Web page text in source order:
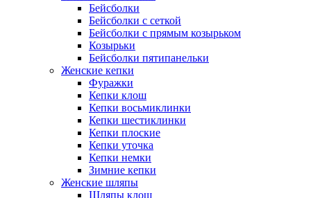
Бейсболки
Бейсболки с сеткой
Бейсболки с прямым козырьком
Козырьки
Бейсболки пятипанельки
Женские кепки
Фуражки
Кепки клош
Кепки восьмиклинки
Кепки шестиклинки
Кепки плоские
Кепки уточка
Кепки немки
Зимние кепки
Женские шляпы
Шляпы клош